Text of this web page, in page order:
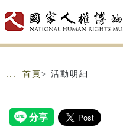
::: 首頁 > 活動明細